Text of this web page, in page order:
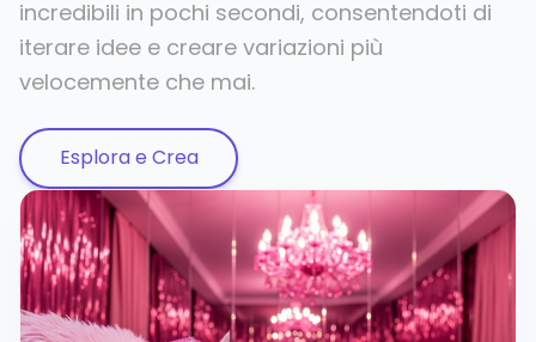
incredibili in pochi secondi, consentendoti di
iterare idee e creare variazioni più
velocemente che mai.
Esplora e Crea